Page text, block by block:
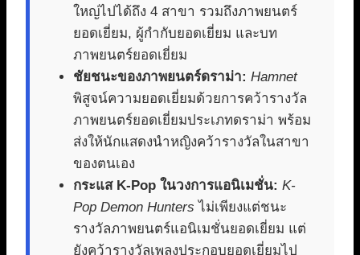
ใหญ่ไปได้ถึง 4 สาขา รวมถึงภาพยนตร์
ยอดเยี่ยม, ผู้กำกับยอดเยี่ยม และบท
ภาพยนตร์ยอดเยี่ยม
ชัยชนะของภาพยนตร์ดราม่า: Hamnet
พิสูจน์ความยอดเยี่ยมด้วยการคว้ารางวัล
ภาพยนตร์ยอดเยี่ยมประเภทดราม่า พร้อม
ส่งให้นักแสดงนำหญิงคว้ารางวัลในสาขา
ของตนเอง
กระแส K-Pop ในวงการแอนิเมชั่น: K-
Pop Demon Hunters ไม่เพียงแต่ชนะ
รางวัลภาพยนตร์แอนิเมชั่นยอดเยี่ยม แต่
ยังคว้ารางวัลเพลงประกอบยอดเยี่ยมไป